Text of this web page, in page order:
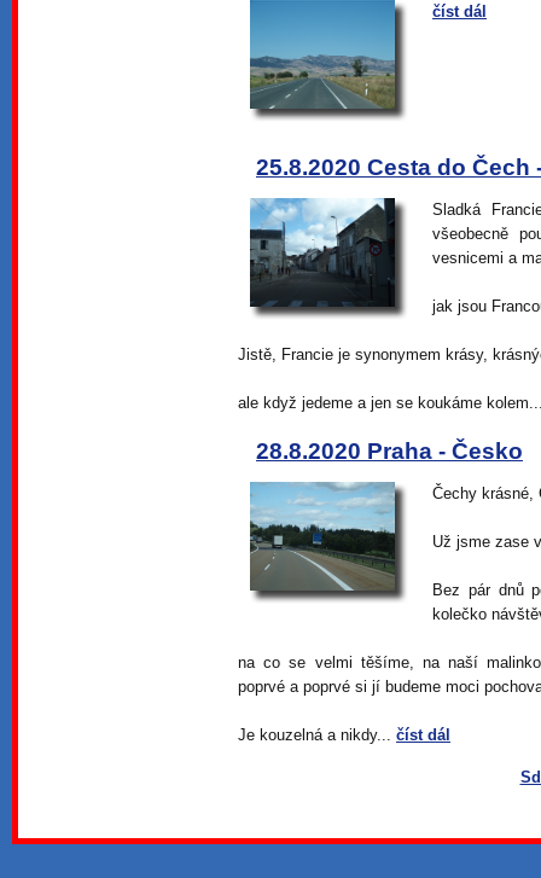
číst dál
25.8.2020 Cesta do Čech
Sladká
všeobecně
vesnicemi a
jak jsou
Jistě, Francie je synonymem krásy,
ale když jedeme a jen se koukáme
28.8.2020 Praha - Česko
Čechy krásné,
Už jsme zase
Bez pár dnů
kolečko
na co se velmi těšíme, na naší
poprvé a poprvé si jí budeme moci
Je kouzelná a nikdy... číst dál